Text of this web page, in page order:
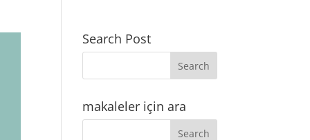
Search Post
makaleler için ara